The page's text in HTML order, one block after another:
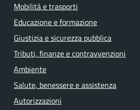
Mobilità e trasporti
Educazione e formazione
Giustizia e sicurezza pubblica
Tributi, finanze e contravvenzioni
Ambiente
Salute, benessere e assistenza
Autorizzazioni